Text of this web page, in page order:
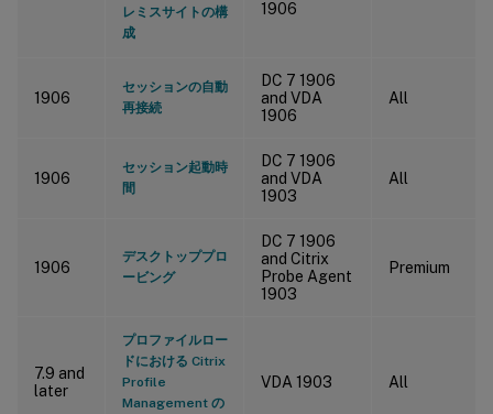
レミスサイトの構
成
1906
1906
セッションの自動
再接続
DC 7 1906
and VDA
1906
All
1906
セッション起動時
間
DC 7 1906
and VDA
1903
All
1906
デスクトッププロ
ービング
DC 7 1906
and Citrix
Probe Agent
1903
Premium
7.9 and
later
プロファイルロー
ドにおける Citrix
Profile
Management の
VDA 1903 All